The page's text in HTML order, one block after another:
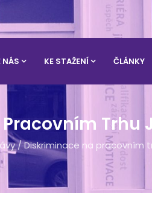
NÁS KE STAŽENÍ ČLÁNKY
Trhu
/Diskriminace na pracovním